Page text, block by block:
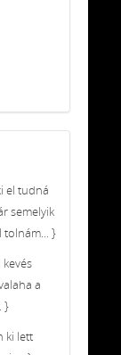
el tudná
semelyik
tolnám... }
a
}
ki lett